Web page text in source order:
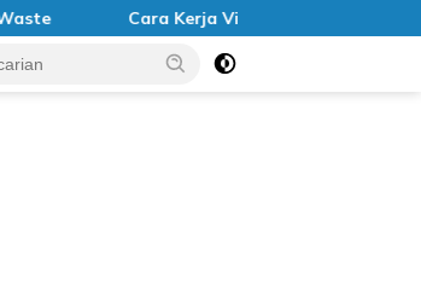
Cara Kerja Virtual Reality untuk Gaming